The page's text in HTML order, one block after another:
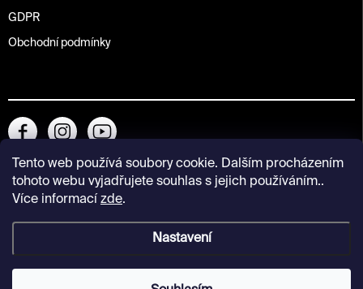
Tento web používá soubory cookie. Dalším procházením
tohoto webu vyjadřujete souhlas s jejich používáním..
Více informací zde.
Nastavení
GDPR
Obchodní podmínky
Copyright 2026Kunsthalle Praha Design Shop. Všechna práva
vyhrazena.